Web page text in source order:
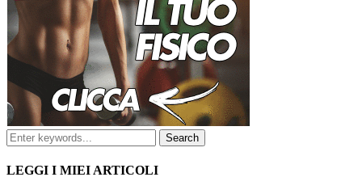
LEGGI I MIEI ARTICOLI